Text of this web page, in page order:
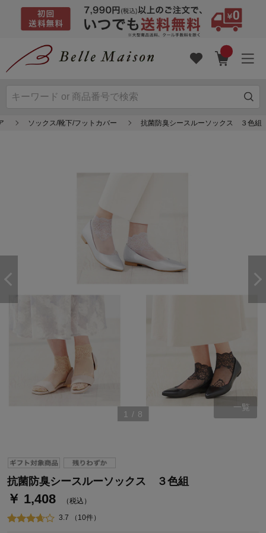
ソックス/靴下/フットカバー 抗菌防臭シースルーソックス ３色組
1 / 8
一覧
抗菌防臭シースルーソックス ３色組
￥ 1,408 （税込）
3.7 （10件）
ステージが上がれば送料無料・返品引取無料！
ベルメゾン・ポイントについて
通常商品送料無料 返品引取無料（JCBのみ）
即時入会なら更に500円OFFクーポンプレゼント